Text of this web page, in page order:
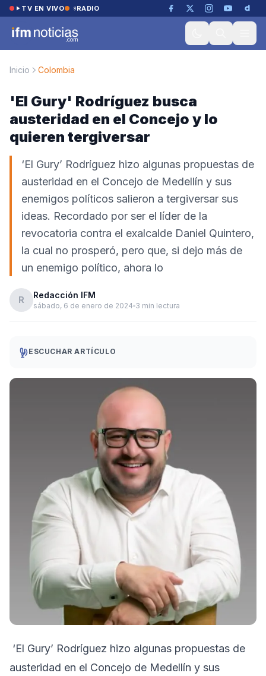
Saltar al contenido
TV EN VIVO RADIO
Inicio Colombia
'El Gury' Rodríguez busca
austeridad en el Concejo y lo
quieren tergiversar
‘El Gury’ Rodríguez hizo algunas propuestas de
austeridad en el Concejo de Medellín y sus
enemigos políticos salieron a tergiversar sus
ideas. Recordado por ser el líder de la
revocatoria contra el exalcalde Daniel Quintero,
la cual no prosperó, pero que, si dejo más de
un enemigo político, ahora lo
R Redacción IFM
sábado, 6 de enero de 2024 3 min lectura
ESCUCHAR ARTÍCULO
‘El Gury’ Rodríguez hizo algunas propuestas de
austeridad en el Concejo de Medellín y sus